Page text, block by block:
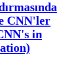
CNN'ler
in